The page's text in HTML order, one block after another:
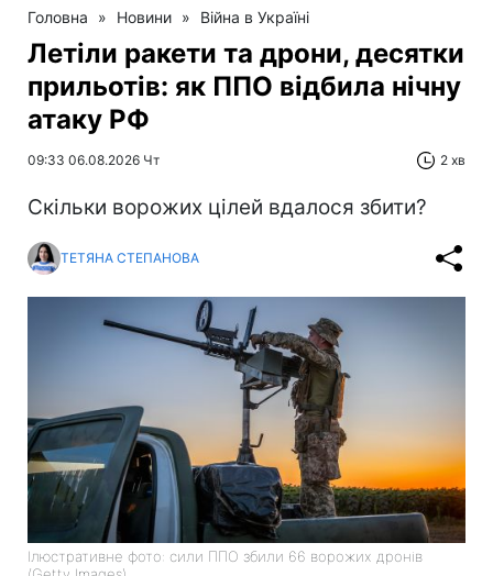
Головна » Новини » Війна в Україні
Летіли ракети та дрони, десятки
прильотів: як ППО відбила нічну
атаку РФ
09:33 06.08.2026 Чт 2 хв
Скільки ворожих цілей вдалося збити?
ТЕТЯНА СТЕПАНОВА
Ілюстративне фото: сили ППО збили 66 ворожих дронів